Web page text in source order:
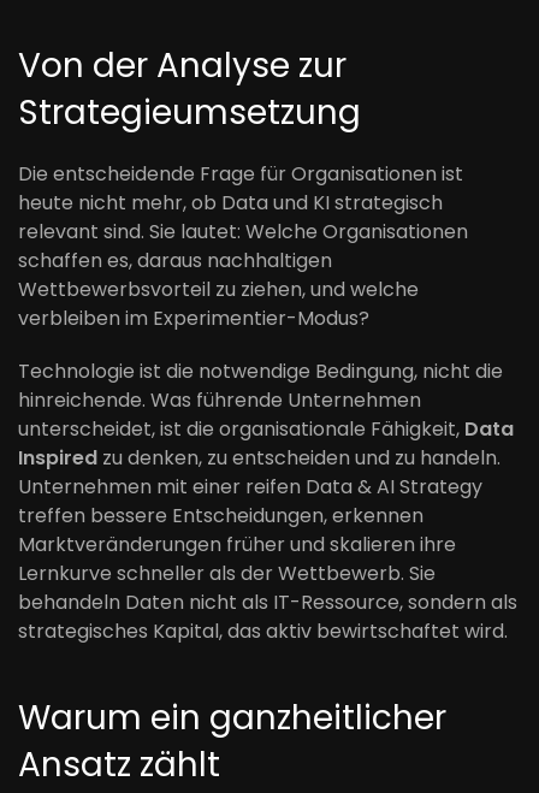
Von der Analyse zur
Strategieumsetzung
Die entscheidende Frage für Organisationen ist
heute nicht mehr, ob Data und KI strategisch
relevant sind. Sie lautet: Welche Organisationen
schaffen es, daraus nachhaltigen
Wettbewerbsvorteil zu ziehen, und welche
verbleiben im Experimentier-Modus?
Technologie ist die notwendige Bedingung, nicht die
hinreichende. Was führende Unternehmen
unterscheidet, ist die organisationale Fähigkeit, Data
Inspired zu denken, zu entscheiden und zu handeln.
Unternehmen mit einer reifen Data & AI Strategy
treffen bessere Entscheidungen, erkennen
Marktveränderungen früher und skalieren ihre
Lernkurve schneller als der Wettbewerb. Sie
behandeln Daten nicht als IT-Ressource, sondern als
strategisches Kapital, das aktiv bewirtschaftet wird.
Warum ein ganzheitlicher
Ansatz zählt